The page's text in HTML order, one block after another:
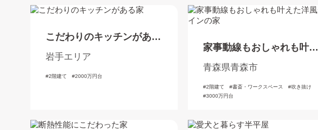
こだわりのキッチンがある
家
岩手エリア
2階建て 2000万円台
家事動線もおしゃれも叶え
た洋風デザインの家
青森県青森市
2階建て 書斎・ワークスペース
吹き抜け
3000万円台